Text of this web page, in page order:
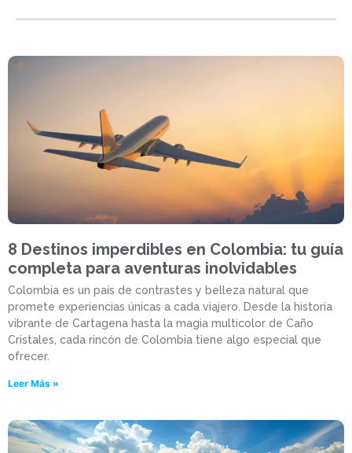
8 Destinos imperdibles en Colombia: tu guía
completa para aventuras inolvidables
Colombia es un país de contrastes y belleza natural que
promete experiencias únicas a cada viajero. Desde la historia
vibrante de Cartagena hasta la magia multicolor de Caño
Cristales, cada rincón de Colombia tiene algo especial que
ofrecer.
Leer Más »